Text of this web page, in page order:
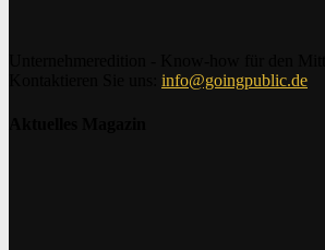
info@goingpublic.de